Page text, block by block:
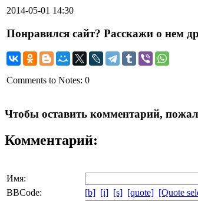
2014-05-01 14:30
Понравился сайт? Расскажи о нем
Comments to Notes: 0
Чтобы оставить комментарий,
Комментарий:
Имя:
BBCode:
[b] [i] [s] [quote] [Quote